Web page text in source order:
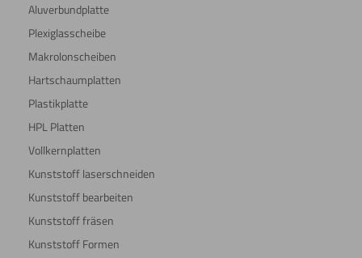
Aluverbundplatte
Plexiglasscheibe
Makrolonscheiben
Hartschaumplatten
Plastikplatte
HPL Platten
Vollkernplatten
Kunststoff laserschneiden
Kunststoff bearbeiten
Kunststoff fräsen
Kunststoff Formen